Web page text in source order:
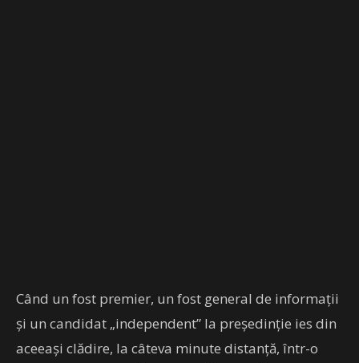
Când un fost premier, un fost general de informații
și un candidat „independent” la președinție ies din
aceeași clădire, la câteva minute distanță, într-o